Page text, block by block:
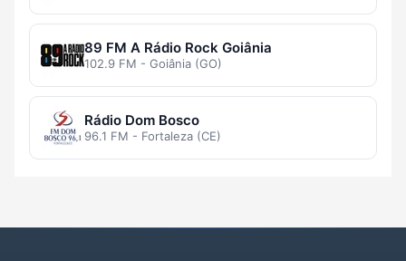
89 FM A Rádio Rock Goiânia
102.9 FM - Goiânia (GO)
Rádio Dom Bosco
96.1 FM - Fortaleza (CE)